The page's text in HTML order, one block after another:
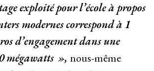
exploité pour l’école à propos
modernes correspond à 1
d’engagement dans une
mégawatts », nous-même